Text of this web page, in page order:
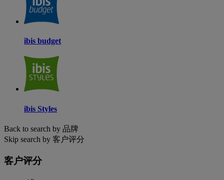
ibis budget
ibis Styles
Back to search by 品牌
Skip search by 客户评分
客户评分